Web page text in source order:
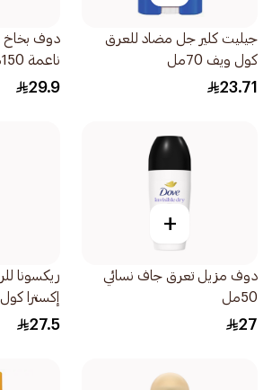
جيليت كلير جل مضاد للعرق
كول ويف 70مل
23.71
دوف بخاخ
ناعمة 150مل
29.9
+
دوف مزيل تعرق جاف نسائي
50مل
27
ريكسونا
إكسترا كول 150مل
27.5